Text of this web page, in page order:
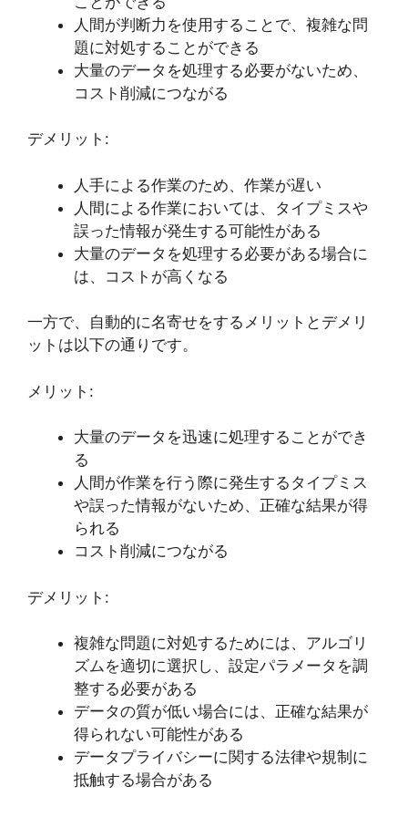
人間が判断力を使用することで、複雑な問
題に対処することができる
大量のデータを処理する必要がないため、
コスト削減につながる
デメリット:
人手による作業のため、作業が遅い
人間による作業においては、タイプミスや
誤った情報が発生する可能性がある
大量のデータを処理する必要がある場合に
は、コストが高くなる
一方で、自動的に名寄せをするメリットとデメリ
ットは以下の通りです。
メリット:
大量のデータを迅速に処理することができ
る
人間が作業を行う際に発生するタイプミス
や誤った情報がないため、正確な結果が得
られる
コスト削減につながる
デメリット:
複雑な問題に対処するためには、アルゴリ
ズムを適切に選択し、設定パラメータを調
整する必要がある
データの質が低い場合には、正確な結果が
得られない可能性がある
データプライバシーに関する法律や規制に
抵触する場合がある